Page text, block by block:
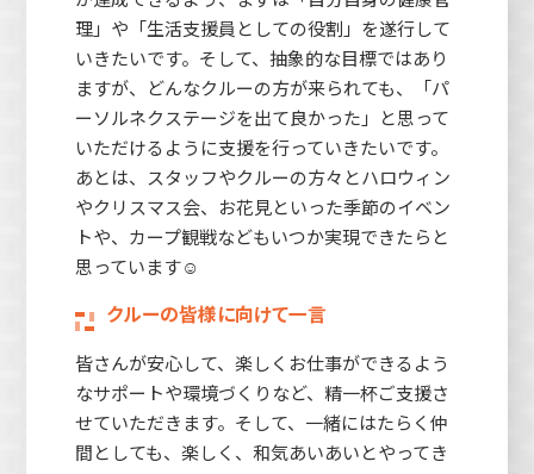
理」や「生活支援員としての役割」を遂行して
いきたいです。そして、抽象的な目標ではあり
ますが、どんなクルーの方が来られても、「パ
ーソルネクステージを出て良かった」と思って
いただけるように支援を行っていきたいです。
あとは、スタッフやクルーの方々とハロウィン
やクリスマス会、お花見といった季節のイベン
トや、カープ観戦などもいつか実現できたらと
思っています☺
クルーの皆様に向けて一言
皆さんが安心して、楽しくお仕事ができるよう
なサポートや環境づくりなど、精一杯ご支援さ
せていただきます。そして、一緒にはたらく仲
間としても、楽しく、和気あいあいとやってき